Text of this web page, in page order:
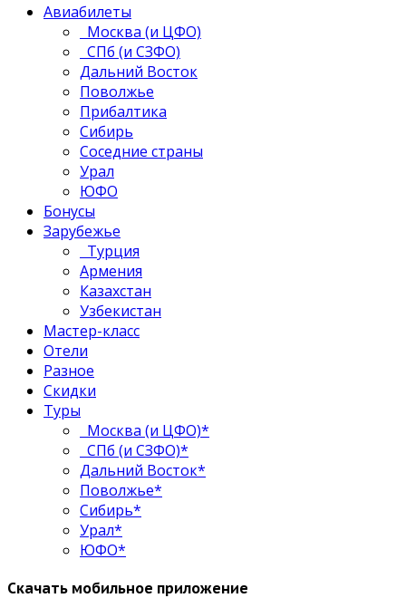
Авиабилеты
Москва (и ЦФО)
СПб (и СЗФО)
Дальний Восток
Поволжье
Прибалтика
Сибирь
Соседние страны
Урал
ЮФО
Бонусы
Зарубежье
Турция
Армения
Казахстан
Узбекистан
Мастер-класс
Отели
Разное
Скидки
Туры
Москва (и ЦФО)*
СПб (и СЗФО)*
Дальний Восток*
Поволжье*
Сибирь*
Урал*
ЮФО*
Скачать мобильное приложение